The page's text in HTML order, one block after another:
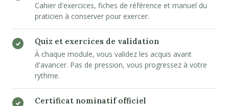
Cahier d'exercices, fiches de référence et manuel du
praticien à conserver pour exercer.
Quiz et exercices de validation
À chaque module, vous validez les acquis avant
d'avancer. Pas de pression, vous progressez à votre
rythme.
Certificat nominatif officiel